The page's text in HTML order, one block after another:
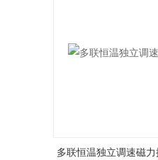
多联恒温独立调速磁